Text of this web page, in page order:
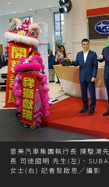
意美汽車集團執行長 陳駿鴻
長 司徒國明 先生(左)、
女士(右) 記者敖啟恩／攝影